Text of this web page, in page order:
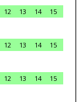
12 13 14
15
12 13 14
15
12 13 14
15